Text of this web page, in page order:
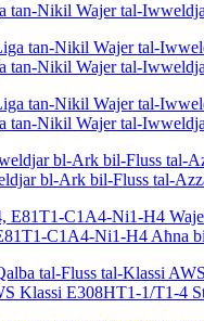
tan-Nikil Wajer tal-
tan-Nikil Wajer tal-
tan-Nikil Wajer tal-
bl-Ark bil-Fluss tal-
C1A4-Ni1-H4 Aħna
Klassi E308HT1-1/T1-4